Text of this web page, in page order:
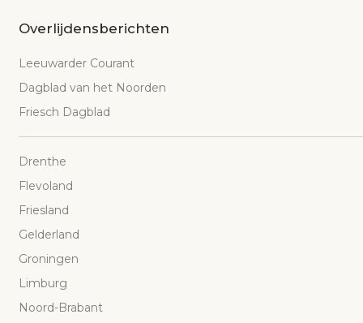
Overlijdensberichten
Leeuwarder Courant
Dagblad van het Noorden
Friesch Dagblad
Drenthe
Flevoland
Friesland
Gelderland
Groningen
Limburg
Noord-Brabant